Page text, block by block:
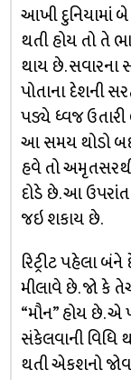
આખી દુનિયામાં બે
થતી હોય તો તે
થાય છે. સવારના
પોતાના દેશની
પડ્યે ધ્વજ
આ સમય થોડો
હવે તો
દોડે છે. આ
જઇ શકાય છે.
રિટ્રીટ પહેલા
મીલાવે છે. જો કે
“મૌન” હોય છે.
સંકેલવાની
થતી એકશનો